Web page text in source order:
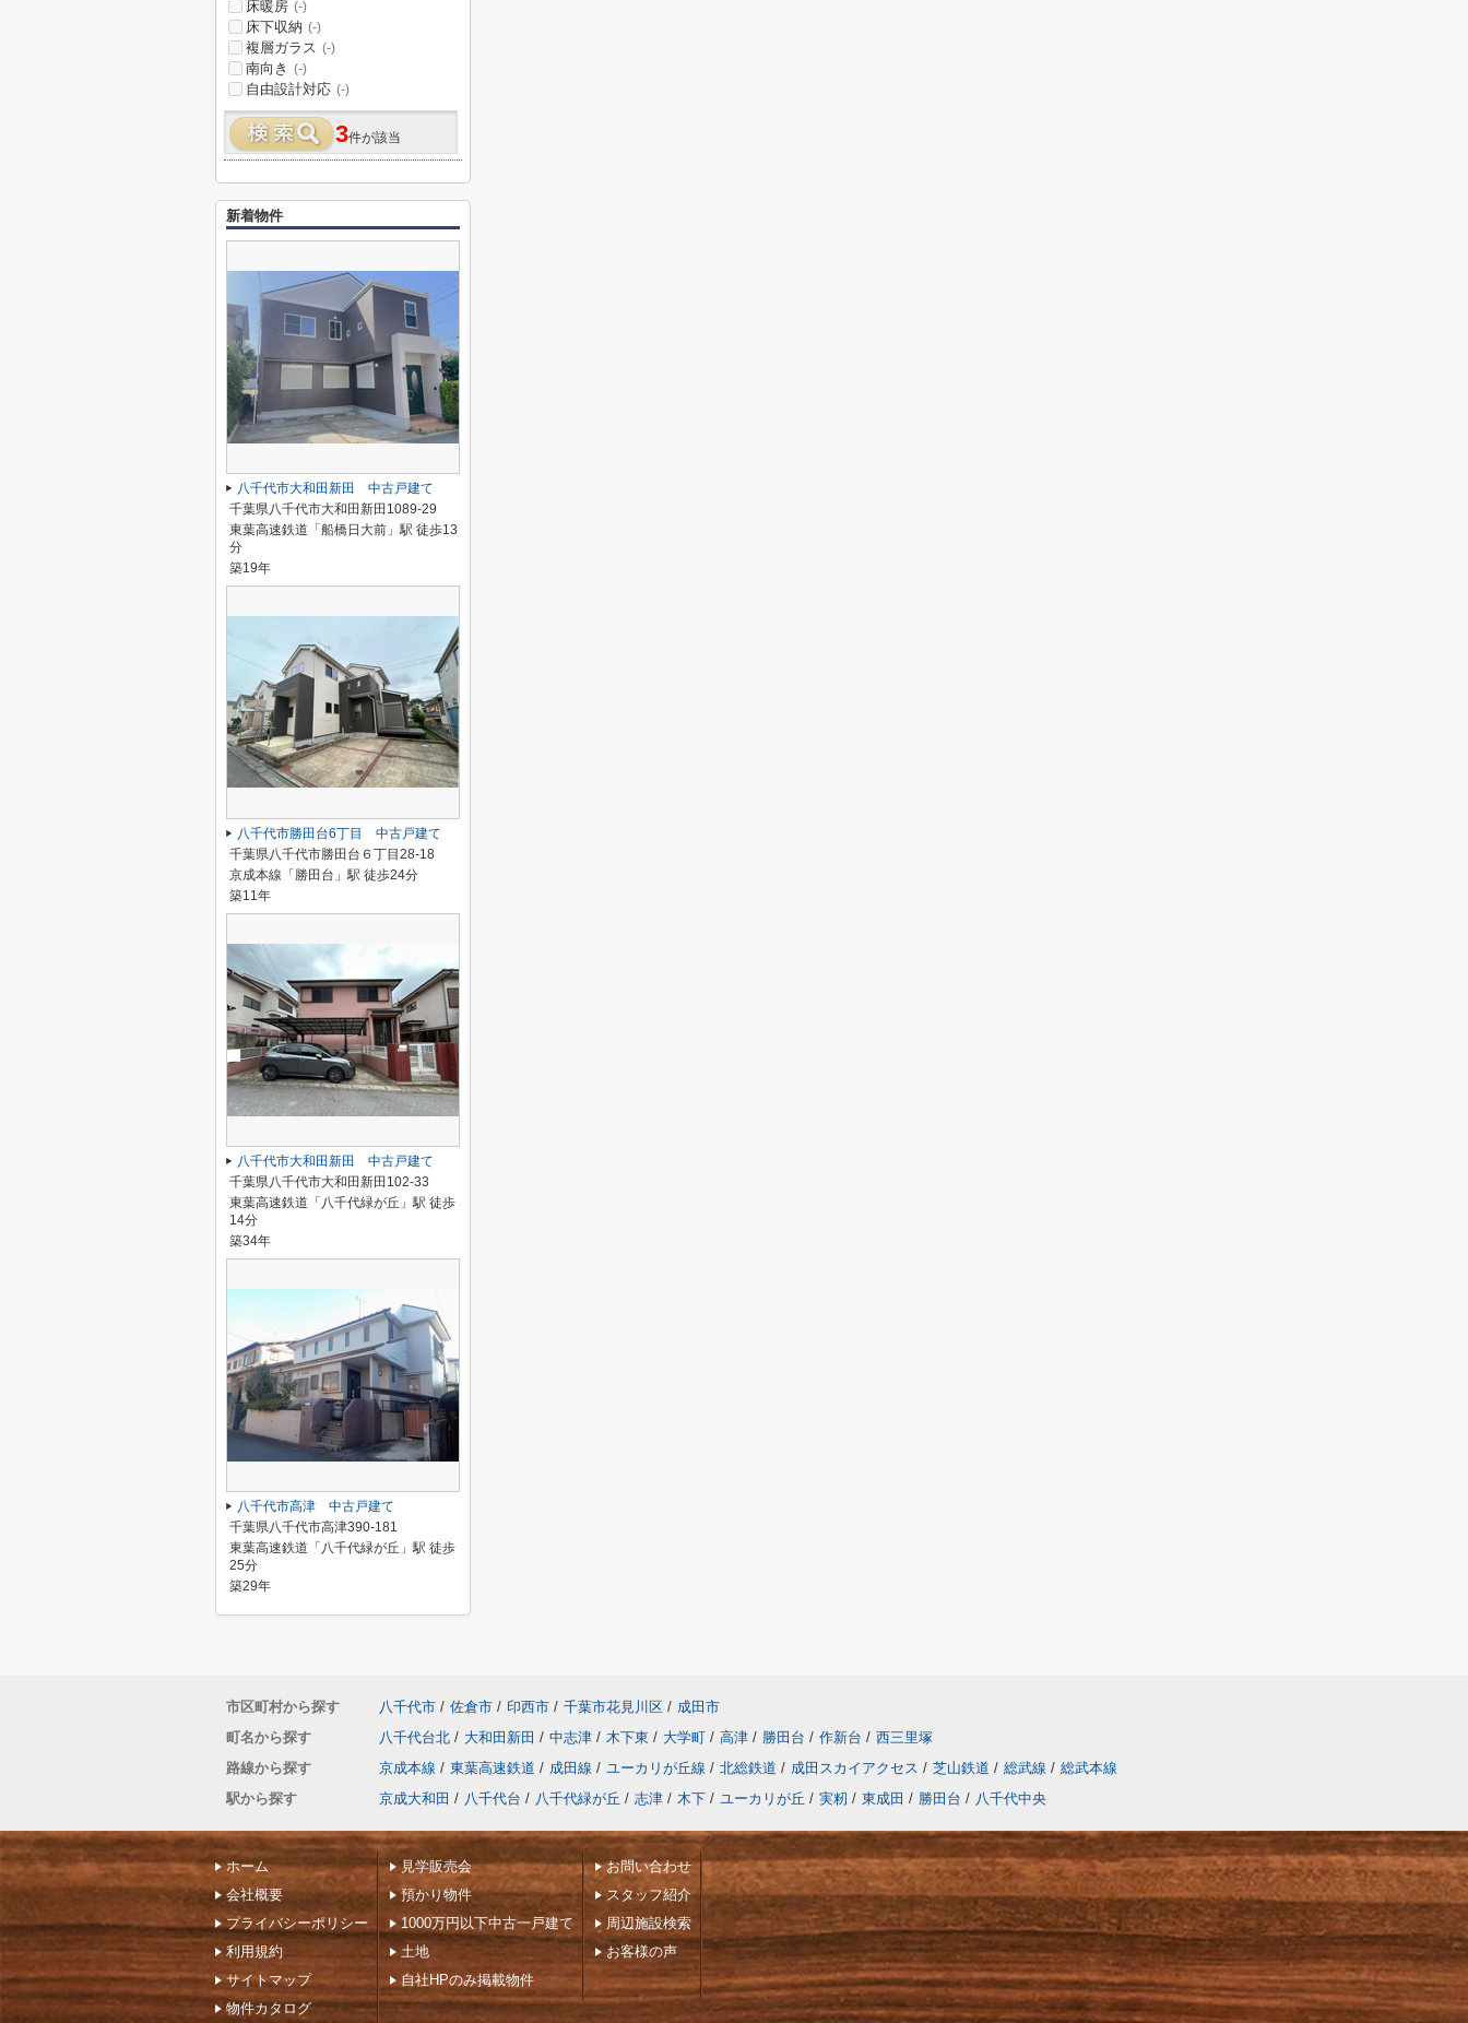
床暖房 (-)
床下収納 (-)
複層ガラス (-)
南向き (-)
自由設計対応 (-)
3件が該当
新着物件
八千代市大和田新田 中古戸建て
千葉県八千代市大和田新田1089-29
東葉高速鉄道「船橋日大前」駅 徒歩13
分
築19年
八千代市勝田台6丁目 中古戸建て
千葉県八千代市勝田台６丁目28-18
京成本線「勝田台」駅 徒歩24分
築11年
八千代市大和田新田 中古戸建て
千葉県八千代市大和田新田102-33
東葉高速鉄道「八千代緑が丘」駅 徒歩
14分
築34年
八千代市高津 中古戸建て
千葉県八千代市高津390-181
東葉高速鉄道「八千代緑が丘」駅 徒歩
25分
築29年
市区町村から探す 八千代市 / 佐倉市 / 印西市 / 千葉市花見川区 / 成田市
町名から探す
八千代台北 / 大和田新田 / 中志津 / 木下東 / 大学町 / 高津 / 勝田台 / 作新台 / 西三里塚
路線から探す
京成本線 / 東葉高速鉄道 / 成田線 / ユーカリが丘線 / 北総鉄道 / 成田スカイアクセス / 芝山鉄道 / 総武線 / 総武本線
駅から探す
京成大和田 / 八千代台 / 八千代緑が丘 / 志津 / 木下 / ユーカリが丘 / 実籾 / 東成田 / 勝田台 / 八千代中央
ホーム
会社概要
プライバシーポリシー
利用規約
サイトマップ
物件カタログ
見学販売会
預かり物件
1000万円以下中古一戸建て
土地
自社HPのみ掲載物件
お問い合わせ
スタッフ紹介
周辺施設検索
お客様の声